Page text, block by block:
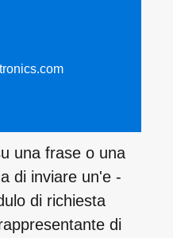
una frase o una
di inviare un'e -
di richiesta
di